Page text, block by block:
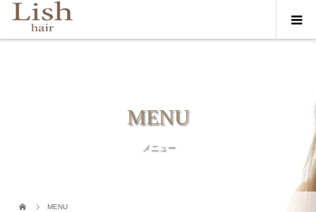
MENU
メニュー
MENU